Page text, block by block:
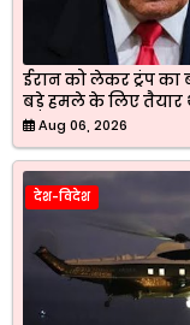
ईरान को लेकर ट्रंप का
बड़े हमले के लिए तैयार
Aug 06, 2026
देश-विदेश